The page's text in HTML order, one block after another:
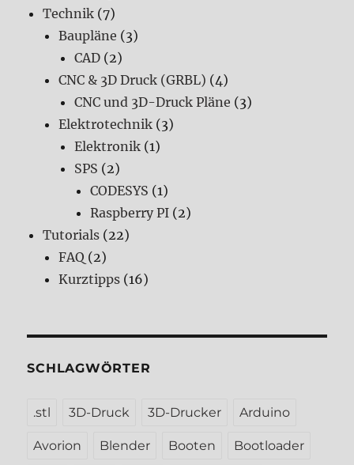
Technik (7)
Baupläne (3)
CAD (2)
CNC & 3D Druck (GRBL) (4)
CNC und 3D-Druck Pläne (3)
Elektrotechnik (3)
Elektronik (1)
SPS (2)
CODESYS (1)
Raspberry PI (2)
Tutorials (22)
FAQ (2)
Kurztipps (16)
SCHLAGWÖRTER
.stl 3D-Druck 3D-Drucker Arduino
Avorion Blender Booten Bootloader